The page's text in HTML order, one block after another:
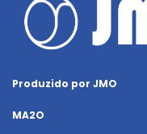
Produzido por JMO
MA2O